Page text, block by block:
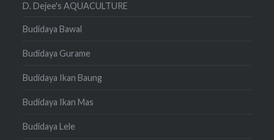
D. Dejee's AQUACULTURE
Budidaya Bawal
Budidaya Gurame
Budidaya Ikan Baung
Budidaya Ikan Mas
Budidaya Lele